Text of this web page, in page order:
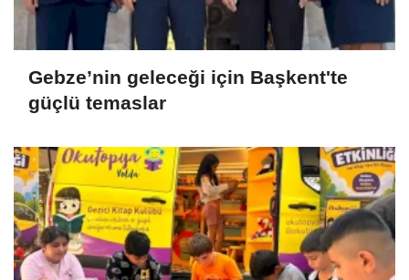
Gebze’nin geleceği için Başkent'te
güçlü temaslar